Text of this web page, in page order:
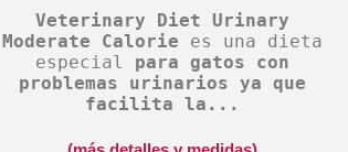
Veterinary Diet Urinary
Moderate Calorie es una dieta
especial para gatos con
problemas urinarios ya que
facilita la...